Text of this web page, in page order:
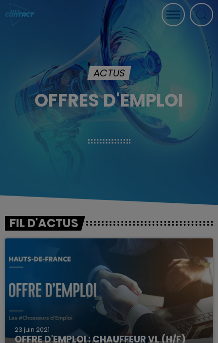
ACTUS
OFFRES D'EMPLOI
FIL D'ACTUS
23 juin 2021
OFFRE D'EMPLOI : CHAUFFEUR VL (H/F)